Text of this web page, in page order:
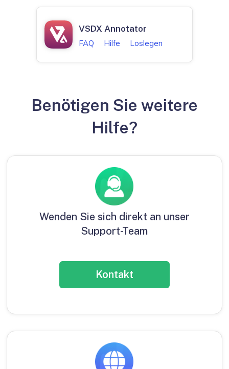
VSDX Annotator
FAQ Hilfe Loslegen
Benötigen Sie weitere
Hilfe?
Wenden Sie sich direkt an unser
Support-Team
Kontakt